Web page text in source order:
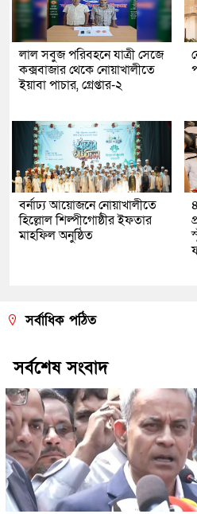
লাল সবুজ পরিবহনে যাত্রী সেজে
কক্সবাজার থেকে নোয়াখালীতে
ইয়াবা পাচার, গ্রেপ্তার-২
বর্নাঢ্য আয়োজনে নোয়াখালীতে
হিল্লোল শিল্পীগোষ্ঠীর ইফতার
মাহফিল অনুষ্ঠিত
সর্বাধিক পঠিত
সর্বশেষ সংবাদ